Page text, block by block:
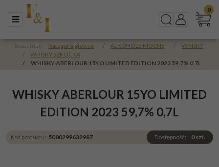
Menu SzukajPanel
0
Jesteś tutaj: Kategoria główna / ALKOHOLE MOCNE /
WHISKY
/
WHISKY SZKOCKA
/
WHISKY ABERLOUR 15YO LIMITED EDITION 2023 59,7% 0,7L
WHISKY ABERLOUR 15YO LIMITED
EDITION 2023 59,7% 0,7L
Kod produktu: 5000299632987 Dostępność: 0szt.